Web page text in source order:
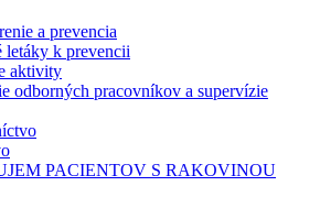
a prevencia
letáky k prevencii
aktivity
odborných pracovníkov a supervízie
PACIENTOV S RAKOVINOU